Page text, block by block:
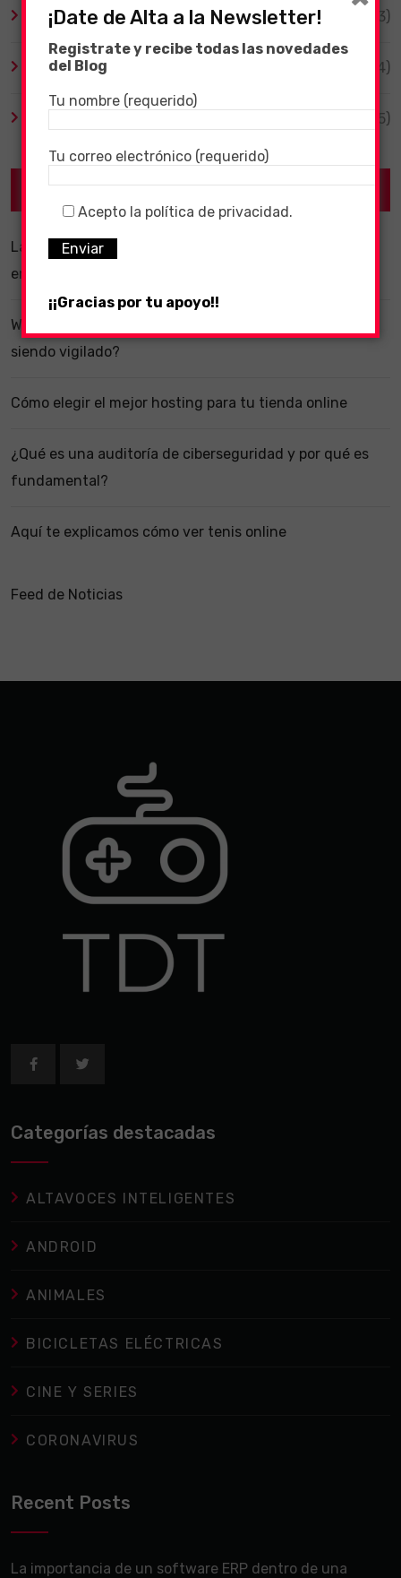
TV y Series (3)
Videojuegos (204)
(55)
Recent Posts
La importancia de un software ERP dentro de una
empresa
WhatsApp y la localización en segundo plano: ¿estás
siendo vigilado?
Cómo elegir el mejor hosting para tu tienda online
¿Qué es una auditoría de ciberseguridad y por qué es
fundamental?
Aquí te explicamos cómo ver tenis online
Feed de Noticias
Categorías destacadas
ALTAVOCES INTELIGENTES
ANDROID
ANIMALES
BICICLETAS ELÉCTRICAS
CINE Y SERIES
CORONAVIRUS
Recent Posts
La importancia de un software ERP dentro de una
¡Date de Alta a la Newsletter!
Registrate y recibe todas las novedades
del Blog
Tu nombre (requerido)
Tu correo electrónico (requerido)
Acepto la política de privacidad.
¡¡Gracias por tu apoyo!!